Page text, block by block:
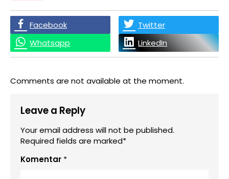
Facebook
Twitter
Whatsapp
LinkedIn
Comments are not available at the moment.
Leave a Reply
Your email address will not be published.
Required fields are marked*
Komentar *